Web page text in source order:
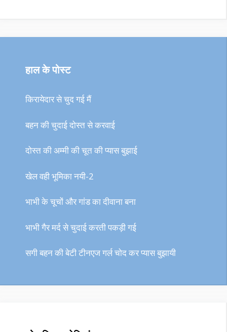
हाल के पोस्ट
किरायेदार से चुद गई मैं
बहन की चुदाई दोस्त से करवाई
दोस्त की अम्मी की चूत की प्यास बुझाई
खेल वही भूमिका नयी-2
भाभी के चूचों और गांड का दीवाना बना
भाभी गैर मर्द से चुदाई करती पकड़ी गई
सगी बहन की बेटी टीनएज गर्ल चोद कर प्यास बुझायी